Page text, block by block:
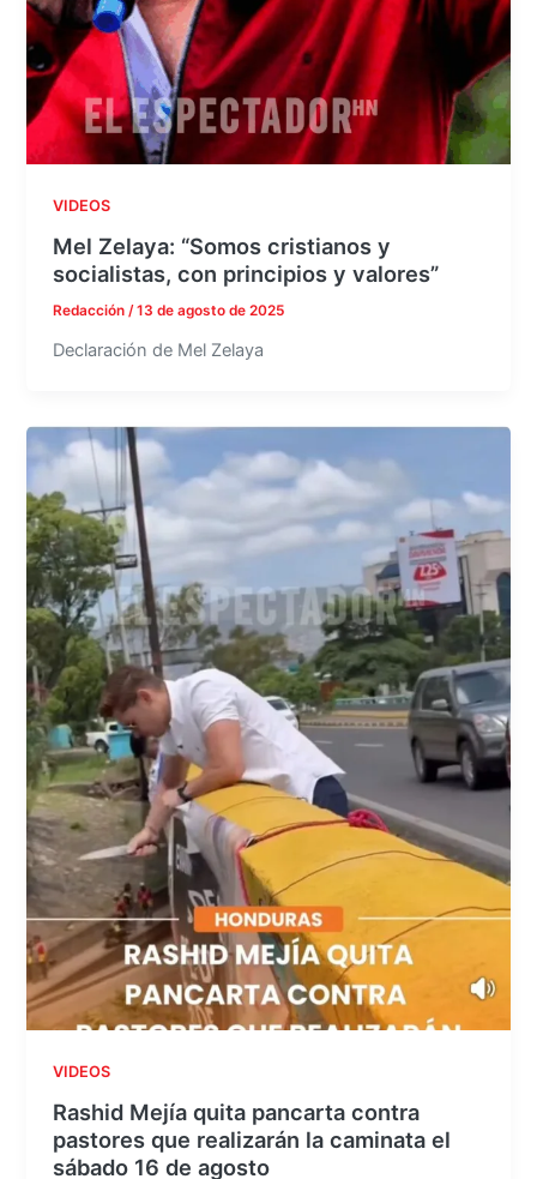
VIDEOS
Mel Zelaya: “Somos cristianos y
socialistas, con principios y valores”
Redacción/13 de agosto de 2025
Declaración de Mel Zelaya
VIDEOS
Rashid Mejía quita pancarta contra
pastores que realizarán la caminata el
sábado 16 de agosto